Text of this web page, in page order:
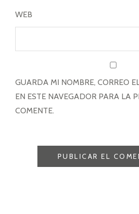
WEB
GUARDA MI NOMBRE, CORREO
EN ESTE NAVEGADOR PARA LA
COMENTE.